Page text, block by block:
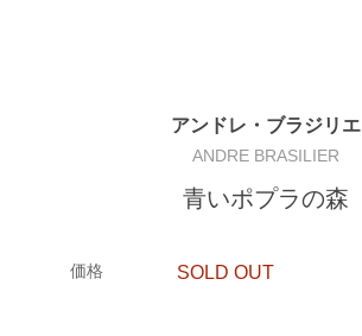
アンドレ・ブラジリエ
ANDRE BRASILIER
青いポプラの森
価格 SOLD OUT